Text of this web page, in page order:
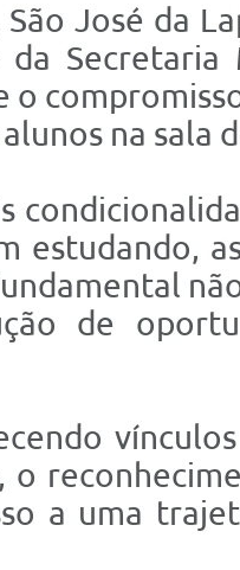
José da
Secretaria
o
na sala
estudando,
de
o
a uma